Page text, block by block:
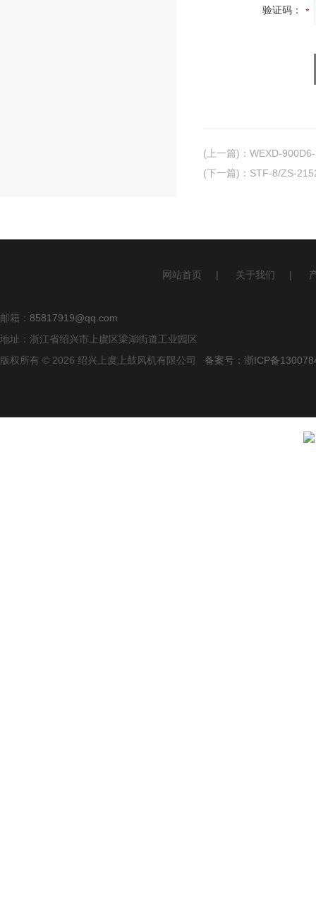
验证码：
(上一篇) ： WEXD-
(下一篇) ： STF-8/ZS-
网站首页 | 关于我们 |
邮箱： 85817919@qq.com
地址：浙江省绍兴市上虞区梁湖街道工业园区
版权所有 © 2026 绍兴上虞上鼓风机有限公司 备案号：浙ICP备